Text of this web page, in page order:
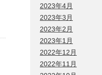
2023年4月
2023年3月
2023年2月
2023年1月
2022年12月
2022年11月